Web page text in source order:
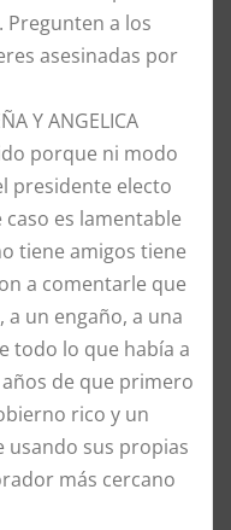
Pregunten a los
asesinadas por
Y ANGELICA
porque ni modo
presidente electo
es lamentable
tiene amigos tiene
a comentarle que
un engaño, a una
todo lo que había a
de que primero
rico y un
usando sus propias
más cercano